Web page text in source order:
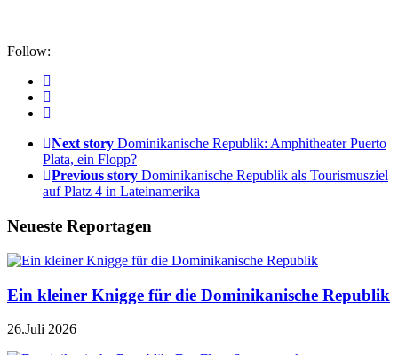
Follow:
Next story Dominikanische Republik: Amphitheater Puerto
Plata, ein Flopp?
Previous story Dominikanische Republik als Tourismusziel
auf Platz 4 in Lateinamerika
Neueste Reportagen
Ein kleiner Knigge für die Dominikanische Republik
26.Juli 2026